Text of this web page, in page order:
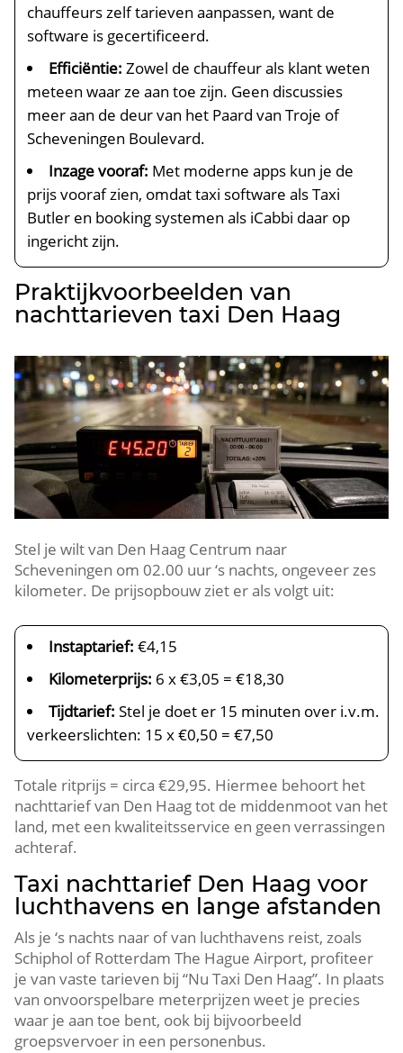
chauffeurs zelf tarieven aanpassen, want de
software is gecertificeerd.
Efficiëntie: Zowel de chauffeur als klant weten
meteen waar ze aan toe zijn. Geen discussies
meer aan de deur van het Paard van Troje of
Scheveningen Boulevard.
Inzage vooraf: Met moderne apps kun je de
prijs vooraf zien, omdat taxi software als Taxi
Butler en booking systemen als iCabbi daar op
ingericht zijn.
Praktijkvoorbeelden van
nachttarieven taxi Den Haag
Stel je wilt van Den Haag Centrum naar
Scheveningen om 02.00 uur ‘s nachts, ongeveer zes
kilometer. De prijsopbouw ziet er als volgt uit:
Instaptarief: €4,15
Kilometerprijs: 6 x €3,05 = €18,30
Tijdtarief: Stel je doet er 15 minuten over i.v.m.
verkeerslichten: 15 x €0,50 = €7,50
Totale ritprijs = circa €29,95. Hiermee behoort het
nachttarief van Den Haag tot de middenmoot van het
land, met een kwaliteitsservice en geen verrassingen
achteraf.
Taxi nachttarief Den Haag voor
luchthavens en lange afstanden
Als je ‘s nachts naar of van luchthavens reist, zoals
Schiphol of Rotterdam The Hague Airport, profiteer
je van vaste tarieven bij “Nu Taxi Den Haag”. In plaats
van onvoorspelbare meterprijzen weet je precies
waar je aan toe bent, ook bij bijvoorbeeld
groepsvervoer in een personenbus.